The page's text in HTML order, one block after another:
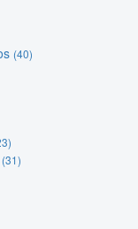
(40)
(31)